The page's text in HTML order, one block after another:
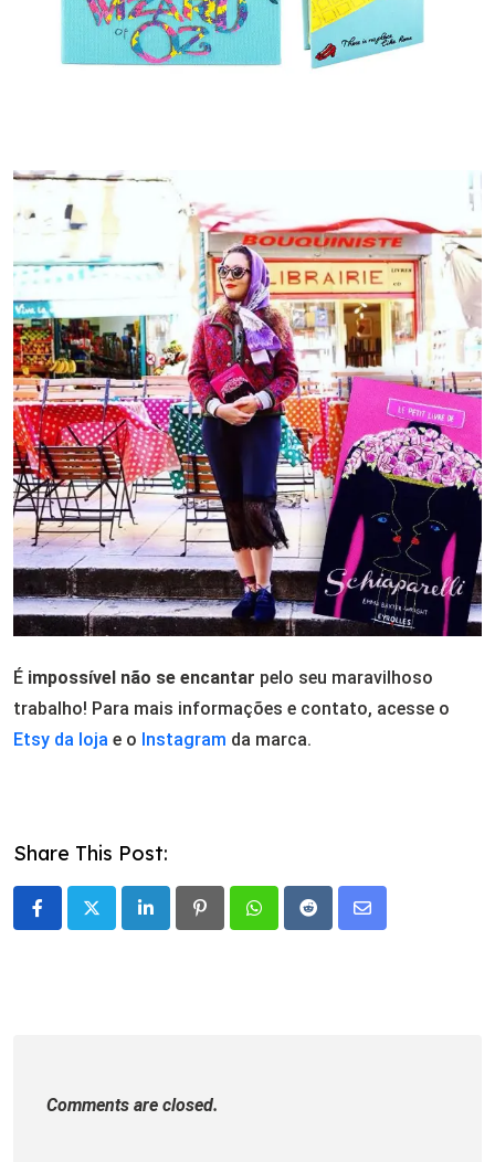
É impossível não se encantar pelo seu maravilhoso
trabalho! Para mais informações e contato, acesse o
Etsy da loja e o Instagram da marca.
Share This Post:
LinkedIn PinterestWhatsappRedditShare
Comments are closed.